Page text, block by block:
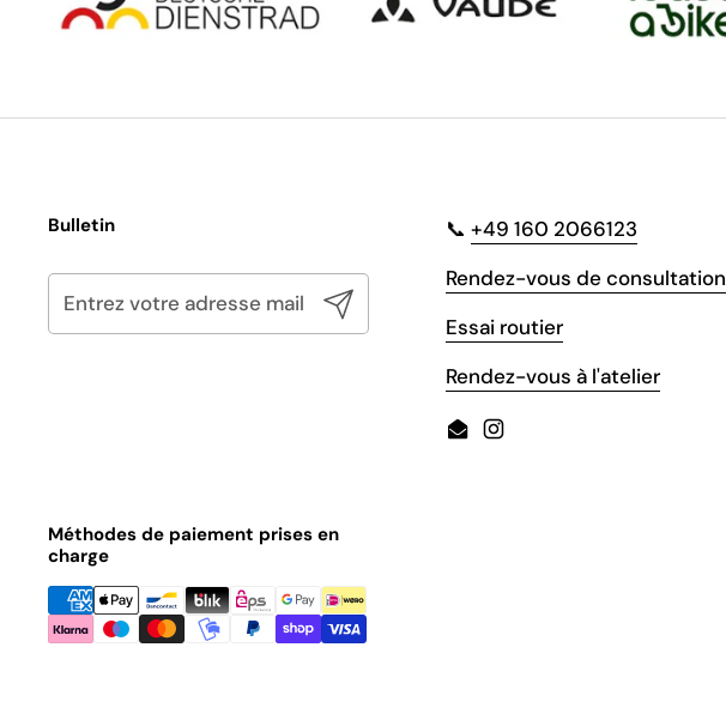
Bulletin
Envoyer
📞 +49 160 2066123
Rendez-vous de consultation
Essai routier
Rendez-vous à l'atelier
EmailInstagram
Méthodes de paiement prises en
charge